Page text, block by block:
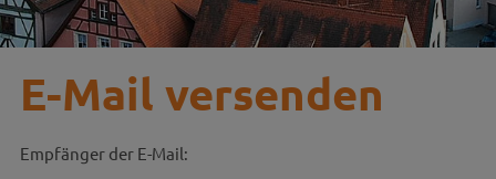
E-Mail versenden
Empfänger der E-Mail: